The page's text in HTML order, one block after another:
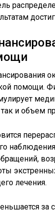
помощи.
так и объем
лечения.
за